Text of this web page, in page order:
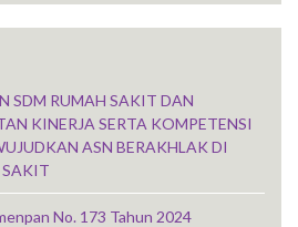
SDM RUMAH SAKIT DAN
KINERJA SERTA KOMPETENSI
ASN BERAKHLAK DI
No. 173 Tahun 2024